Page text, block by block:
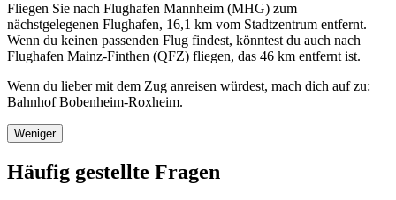
Fliegen Sie nach Flughafen Mannheim (MHG) zum
nächstgelegenen Flughafen, 16,1 km vom Stadtzentrum entfernt.
Wenn du keinen passenden Flug findest, könntest du auch nach
Flughafen Mainz-Finthen (QFZ) fliegen, das 46 km entfernt ist.
Wenn du lieber mit dem Zug anreisen würdest, mach dich auf zu:
Bahnhof Bobenheim-Roxheim.
Weniger
Häufig gestellte Fragen